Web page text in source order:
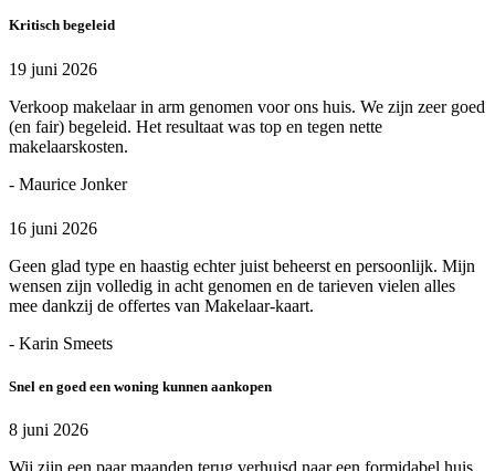
Kritisch begeleid
19 juni 2026
Verkoop makelaar in arm genomen voor ons huis. We zijn zeer goed
(en fair) begeleid. Het resultaat was top en tegen nette
makelaarskosten.
- Maurice Jonker
16 juni 2026
Geen glad type en haastig echter juist beheerst en persoonlijk. Mijn
wensen zijn volledig in acht genomen en de tarieven vielen alles
mee dankzij de offertes van Makelaar-kaart.
- Karin Smeets
Snel en goed een woning kunnen aankopen
8 juni 2026
Wij zijn een paar maanden terug verhuisd naar een formidabel huis